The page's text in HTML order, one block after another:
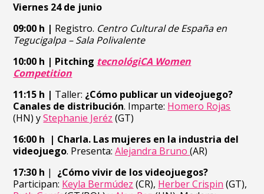
Viernes 24 de junio
09:00 h | Registro. Centro Cultural de España en
Tegucigalpa – Sala Polivalente
10:00 h | Pitching tecnológiCA Women
Competition
11:15 h | Taller: ¿Cómo publicar un videojuego?
Canales de distribución. Imparte: Homero Rojas
(HN) yStephanie Jeréz (GT)
16:00 h | Charla. Las mujeres en la industria del
videojuego. Presenta:Alejandra Bruno(AR)
17:30 h | ¿Cómo vivir de los videojuegos?
Participan: Keyla Bermúdez (CR), Herber Crispin (GT),